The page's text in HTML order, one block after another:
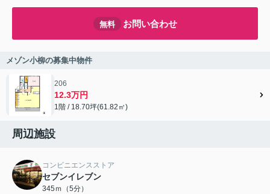
無料 お問い合わせ
メゾン小柳の募集中物件
206
12.3万円
1階 / 18.70坪(61.82㎡)
周辺施設
コンビニエンスストア
セブンイレブン
345ｍ（5分）